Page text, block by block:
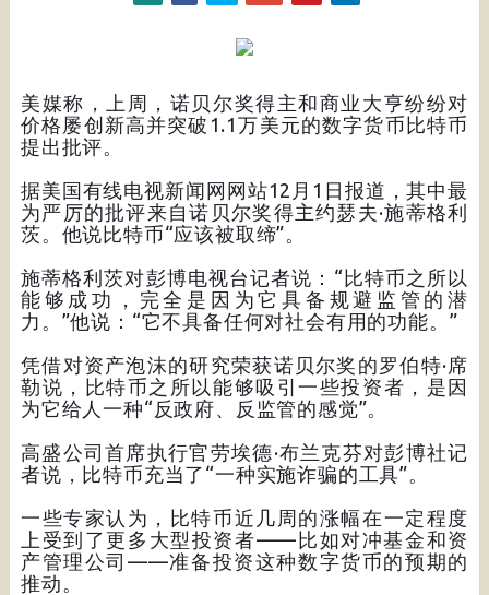
美媒称，上周，诺贝尔奖得主和商业大亨纷纷对
价格屡创新高并突破1.1万美元的数字货币比特币
提出批评。
据美国有线电视新闻网网站12月1日报道，其中最
为严厉的批评来自诺贝尔奖得主约瑟夫·施蒂格利
茨。他说比特币“应该被取缔”。
施蒂格利茨对彭博电视台记者说：“比特币之所以
能够成功，完全是因为它具备规避监管的潜
力。”他说：“它不具备任何对社会有用的功能。”
凭借对资产泡沫的研究荣获诺贝尔奖的罗伯特·席
勒说，比特币之所以能够吸引一些投资者，是因
为它给人一种“反政府、反监管的感觉”。
高盛公司首席执行官劳埃德·布兰克芬对彭博社记
者说，比特币充当了“一种实施诈骗的工具”。
一些专家认为，比特币近几周的涨幅在一定程度
上受到了更多大型投资者——比如对冲基金和资
产管理公司——准备投资这种数字货币的预期的
推动。